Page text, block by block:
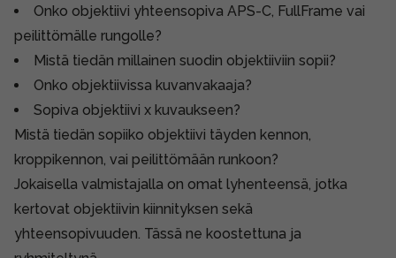
Onko objektiivi yhteensopiva APS-C, FullFrame vai
peilittömälle rungolle?
Mistä tiedän millainen suodin objektiiviin sopii?
Onko objektiivissa kuvanvakaaja?
Sopiva objektiivi x kuvaukseen?
Mistä tiedän sopiiko objektiivi täyden kennon,
kroppikennon, vai peilittömään runkoon?
Jokaisella valmistajalla on omat lyhenteensä, jotka
kertovat objektiivin kiinnityksen sekä
yhteensopivuuden. Tässä ne koostettuna ja